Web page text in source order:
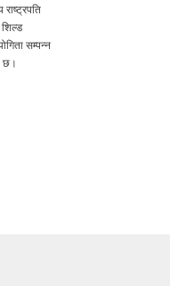
राष्ट्रपति
सम्पन्न
छ।